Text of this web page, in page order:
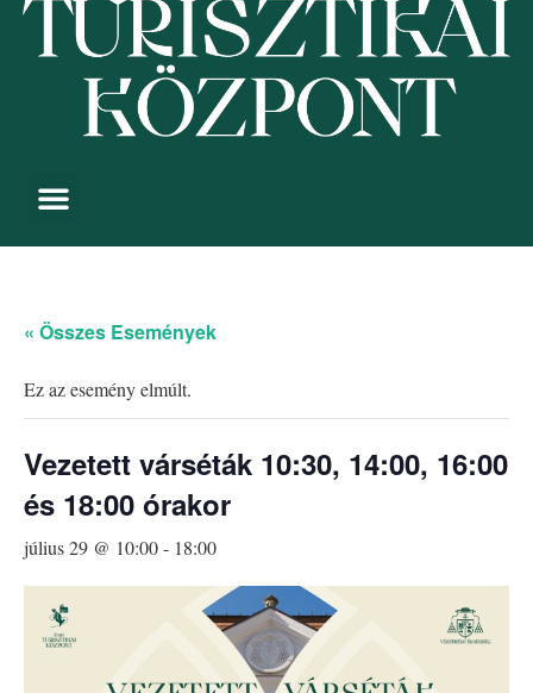
« Összes Események
Ez az esemény elmúlt.
Vezetett várséták 10:30, 14:00, 16:00
és 18:00 órakor
július 29 @ 10:00- 18:00